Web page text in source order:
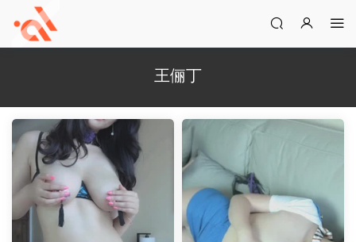
王俪丁